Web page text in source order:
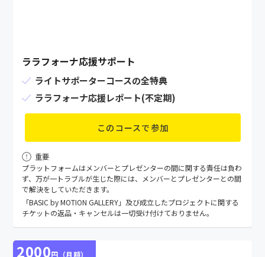
ララフォーナ応援サポート
ライトサポーターコースの全特典
ララフォーナ応援レポート(不定期)
このコースで参加
重要
プラットフォームはメンバーとプレゼンターの間に関する責任は負わ
ず、万が⼀トラブルが⽣じた際には、メンバーとプレゼンターとの間
で解決をしていただきます。
「BASIC by MOTION GALLERY」及び成立したプロジェクトに関する
チケットの返品・キャンセルは一切受け付けておりません。
2000円（月額）